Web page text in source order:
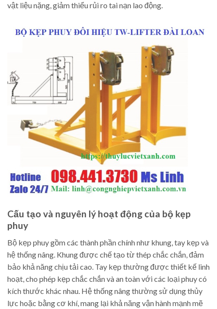
vật liệu nặng, giảm thiểu rủi ro tai nạn lao động.
Cấu tạo và nguyên lý hoạt động của bộ kẹp
phuy
Bộ kẹp phuy gồm các thành phần chính như khung, tay kẹp và
hệ thống nâng. Khung được chế tạo từ thép chắc chắn, đảm
bảo khả năng chịu tải cao. Tay kẹp thường được thiết kế linh
hoạt, cho phép kẹp chắc chắn và an toàn với các loại phuy có
kích thước khác nhau. Hệ thống nâng thường sử dụng thủy
lực hoặc bằng cơ khí, mang lại khả năng vận hành mạnh mẽ